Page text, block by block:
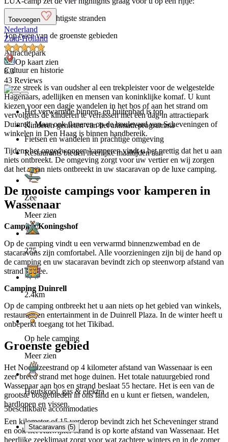
Een van de prachtigste stranden
Top twee van de groenste gebieden
Attractiepark
Cultuur en historie
Deze streek is van oudsher al een trekpleister voor de welgestelde
Hagenaars, adellijken en mensen van koninklijke komaf. U kunt
kiezen voor een dagje wandelen in het bos of aan het strand om
vervolgens de kinderen te verrassen met een dag in attractiepark
Duinrell. Maar ook flaneren op de boulevard van Scheveningen of
winkelen in Den Haag is binnen handbereik.
Tijdens het ongedwongen kamperen vindt u het prettig dat het u aan
niets ontbreekt. De omgeving zorgt voor uw vertier en wij zorgen
dat het u aan niets ontbreekt in uw stacaravan op de luxe camping.
De mooiste campings voor kamperen in
Wassenaar
Camping Koningshof
Op de camping vindt u een verwarmd binnenzwembad en de
stacaravans zijn comfortabel. Alle voorzieningen zijn bij de hand op
de camping en uw stacaravan bevindt zich op steenworp afstand van
strand en zee.
Camping Duinrell
Op de camping ontbreekt het u aan niets op het gebied van winkels,
restaurant en entertainment in de Duinrell Plaza. In de winter heeft u
onbeperkt toegang tot het Tikibad.
Groenste gebied
Het Noordzeestrand op 4 kilometer afstand van Wassenaar is een
zeer breed strand met hoge duinen. Het totale natuurgebied rond
Wassenaar aan bos en strand beslaat 55 hectare. Het is een van de
grootste bosgebieden in ons land en u kunt er fietsen, wandelen,
hardlopen en vissen.
Een kilometer of 15 verderop bevindt zich het Scheveninger strand
en ook het Katwijker strand is op korte afstand van Wassenaar. Het
heerlijke zeeklimaat zorgt voor wat zachtere winters en in de zomer
Toevoegen
Nederland
Zuid-Holland
Op kaart zien
8.3
43 Reviews
Het verwarmde binnen- en buitenbad is top
Kinderen genieten van het animatieprogramma
Fietsen en wandelen in prachtige omgeving
Restaurants bieden heerlijke maaltijden aan
Zee
Meer zien
275
2.4km
Op hele camping
Meer zien
Houtskool, gas & elektra
5beschikbare accommodaties
Stacaravans (5)